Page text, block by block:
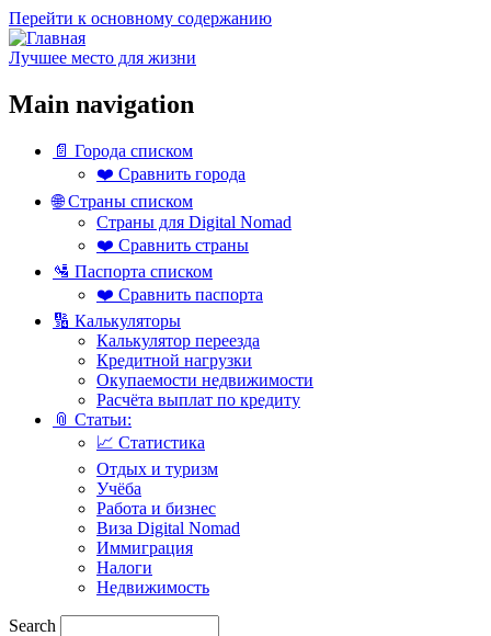
Перейти к основному содержанию
Лучшее место для жизни
Main navigation
📄 Города списком
❤️ Сравнить города
🌐 Страны списком
Страны для Digital Nomad
❤️ Сравнить страны
🛂 Паспорта списком
❤️ Сравнить паспорта
🔢 Калькуляторы
Калькулятор переезда
Кредитной нагрузки
Окупаемости недвижимости
Расчёта выплат по кредиту
📎 Статьи:
📈 Статистика
Отдых и туризм
Учёба
Работа и бизнес
Виза Digital Nomad
Иммиграция
Налоги
Недвижимость
Search